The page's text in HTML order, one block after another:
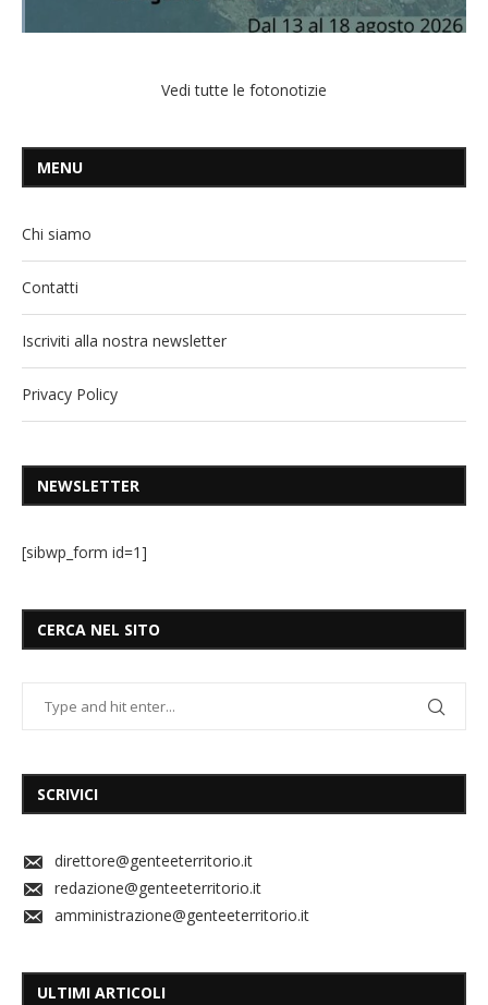
Vedi tutte le fotonotizie
MENU
Chi siamo
Contatti
Iscriviti alla nostra newsletter
Privacy Policy
NEWSLETTER
[sibwp_form id=1]
CERCA NEL SITO
SCRIVICI
direttore@genteeterritorio.it
redazione@genteeterritorio.it
amministrazione@genteeterritorio.it
ULTIMI ARTICOLI